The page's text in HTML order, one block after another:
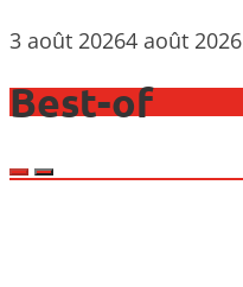
3 août 20264 août 2026
Best-of